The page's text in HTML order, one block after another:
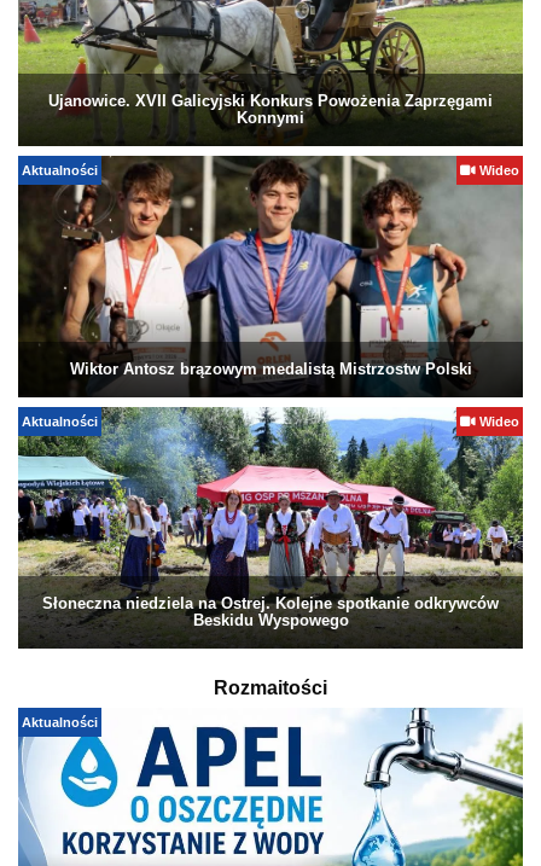
Ujanowice. XVII Galicyjski Konkurs Powożenia Zaprzęgami
Konnymi
Aktualności Wideo
Wiktor Antosz brązowym medalistą Mistrzostw Polski
Aktualności Wideo
Słoneczna niedziela na Ostrej. Kolejne spotkanie odkrywców
Beskidu Wyspowego
Rozmaitości
Aktualności